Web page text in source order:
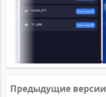
Предыдущие версии